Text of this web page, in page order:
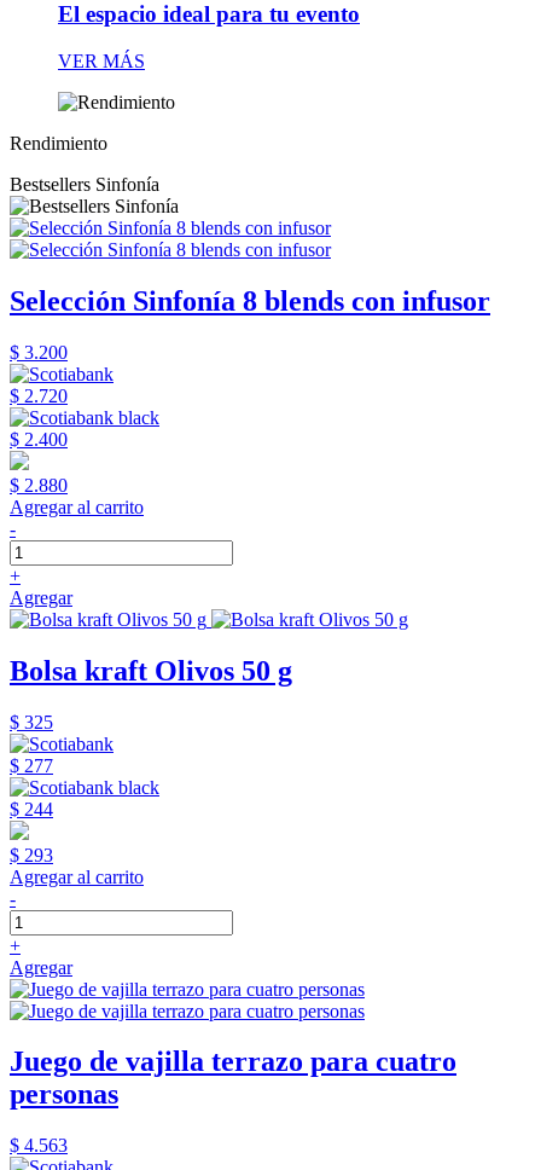
El espacio ideal para tu evento
VER MÁS
Rendimiento
Bestsellers Sinfonía
Selección Sinfonía 8 blends con infusor
$ 3.200
$ 2.720
$ 2.400
$ 2.880
Agregar al carrito
-
+
Agregar
Bolsa kraft Olivos 50 g
$ 325
$ 277
$ 244
$ 293
Agregar al carrito
-
+
Agregar
Juego de vajilla terrazo para cuatro
personas
$ 4.563